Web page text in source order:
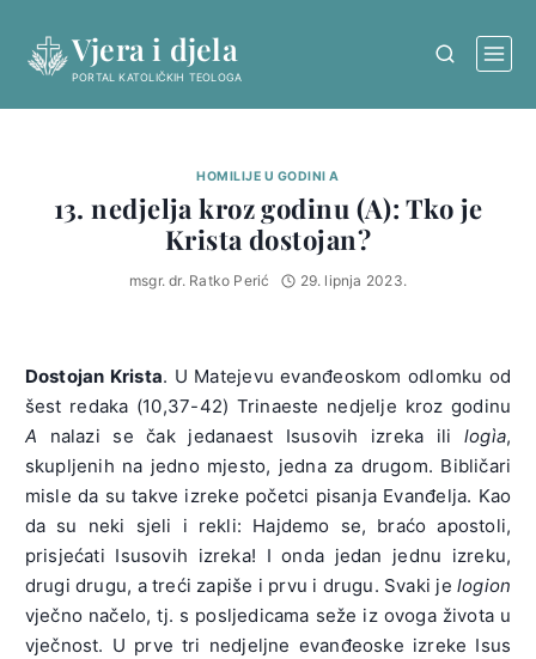
content
Vjera i djela
PORTAL KATOLIČKIH TEOLOGA
HOMILIJE U GODINI A
13. nedjelja kroz godinu (A): Tko je
Krista dostojan?
msgr. dr. Ratko Perić 29. lipnja 2023.
Dostojan Krista. U Matejevu evanđeoskom odlomku od
šest redaka (10,37-42) Trinaeste nedjelje kroz godinu
A nalazi se čak jedanaest Isusovih izreka ili logìa,
skupljenih na jedno mjesto, jedna za drugom. Bibličari
misle da su takve izreke početci pisanja Evanđelja. Kao
da su neki sjeli i rekli: Hajdemo se, braćo apostoli,
prisjećati Isusovih izreka! I onda jedan jednu izreku,
drugi drugu, a treći zapiše i prvu i drugu. Svaki je logion
vječno načelo, tj. s posljedicama seže iz ovoga života u
vječnost. U prve tri nedjeljne evanđeoske izreke Isus